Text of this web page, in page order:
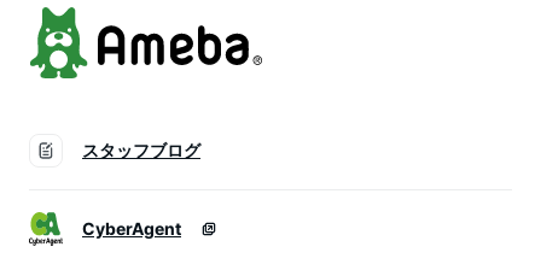
スタッフブログ
CyberAgent